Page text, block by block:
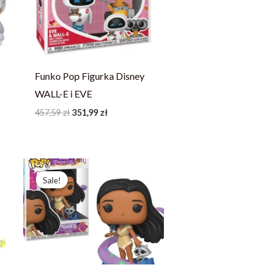
Funko Pop Figurka Disney
WALL-E i EVE
457,59zł351,99 zł
Sale!
Sale!
Pierwotna
cena
wynosiła:
247,77 zł.
wynosi:
190,59 zł.